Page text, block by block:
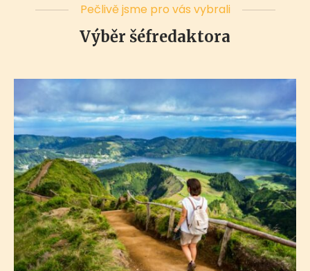
Pečlivě jsme pro vás vybrali
Výběr šéfredaktora